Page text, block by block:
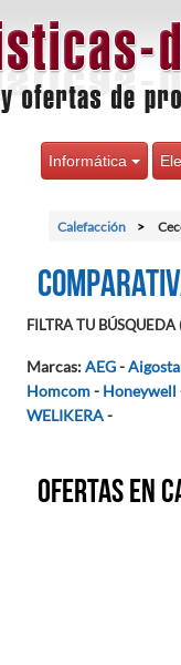
Informática
Calefacción
FILTRA TU
Marcas:AEG-
Homcom- Honeywell
WELIKERA-
Ofertas en